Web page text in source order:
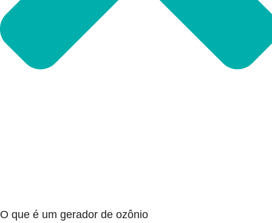
O que é um gerador de ozônio